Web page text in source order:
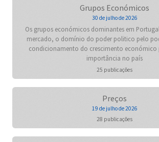
Grupos Económicos
30 de julho de 2026
Os grupos económicos dominantes em
mercado, o domínio do poder politico pelo
condicionamento do crescimento económico
importância no país
25 publicações
Preços
19 de julho de 2026
28 publicações